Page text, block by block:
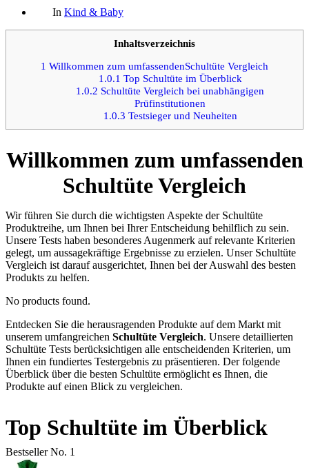
Beitrags
In Kind & Baby
Inhaltsverzeichnis
1 Willkommen zum umfassendenSchultüte Vergleich
1.0.1 Top Schultüte im Überblick
1.0.2 Schultüte Vergleich bei unabhängigen
Prüfinstitutionen
1.0.3 Testsieger und Neuheiten
Willkommen zum umfassenden
Schultüte Vergleich
Wir führen Sie durch die wichtigsten Aspekte der Schultüte
Produktreihe, um Ihnen bei Ihrer Entscheidung behilflich zu sein.
Unsere Tests haben besonderes Augenmerk auf relevante Kriterien
gelegt, um aussagekräftige Ergebnisse zu erzielen. Unser Schultüte
Vergleich ist darauf ausgerichtet, Ihnen bei der Auswahl des besten
Produkts zu helfen.
No products found.
Entdecken Sie die herausragenden Produkte auf dem Markt mit
unserem umfangreichen Schultüte Vergleich. Unsere detaillierten
Schultüte Tests berücksichtigen alle entscheidenden Kriterien, um
Ihnen ein fundiertes Testergebnis zu präsentieren. Der folgende
Überblick über die besten Schultüte ermöglicht es Ihnen, die
Produkte auf einen Blick zu vergleichen.
Top Schultüte im Überblick
Bestseller No. 1